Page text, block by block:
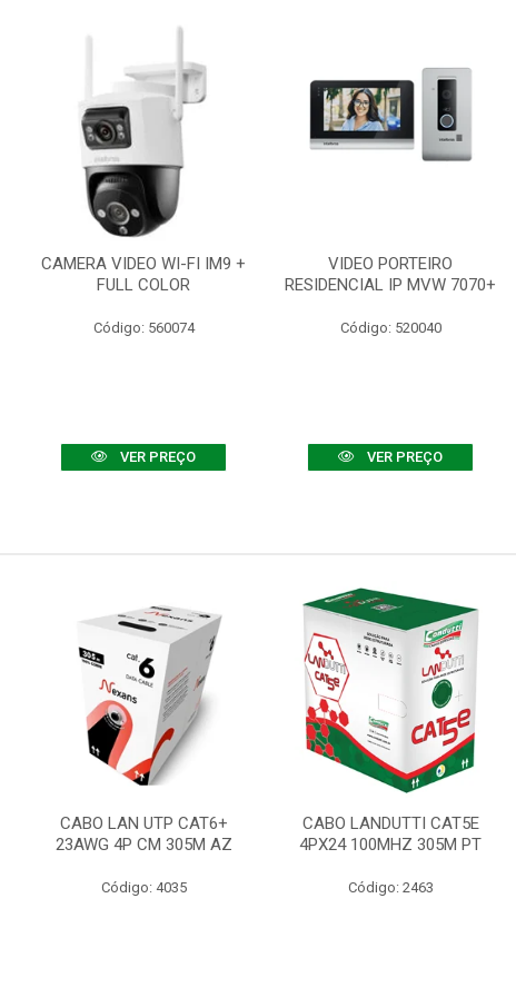
CAMERA VIDEO WI-FI IM9 +
FULL COLOR
Código: 560074
VER PREÇO
VIDEO PORTEIRO
RESIDENCIAL IP MVW 7070+
Código: 520040
VER PREÇO
CABO LAN UTP CAT6+
23AWG 4P CM 305M AZ
Código: 4035
CABO LANDUTTI CAT5E
4PX24 100MHZ 305M PT
Código: 2463